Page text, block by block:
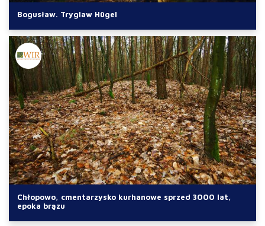
Bogusław. Tryglaw Hügel
Chłopowo, cmentarzysko kurhanowe sprzed 3000 lat,
epoka brązu